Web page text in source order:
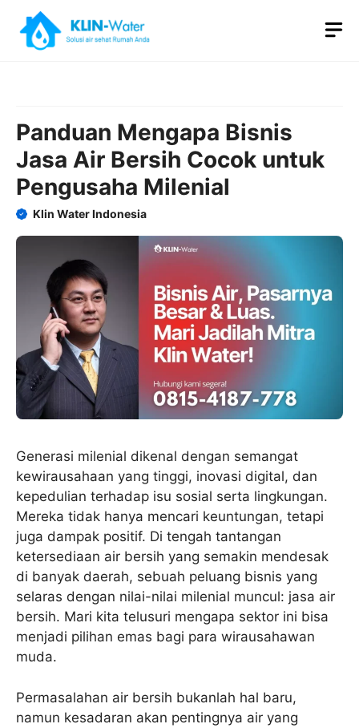
content
Panduan Mengapa Bisnis
Jasa Air Bersih Cocok untuk
Pengusaha Milenial
Klin Water Indonesia
Generasi milenial dikenal dengan semangat
kewirausahaan yang tinggi, inovasi digital, dan
kepedulian terhadap isu sosial serta lingkungan.
Mereka tidak hanya mencari keuntungan, tetapi
juga dampak positif. Di tengah tantangan
ketersediaan air bersih yang semakin mendesak
di banyak daerah, sebuah peluang bisnis yang
selaras dengan nilai-nilai milenial muncul: jasa air
bersih. Mari kita telusuri mengapa sektor ini bisa
menjadi pilihan emas bagi para wirausahawan
muda.
Permasalahan air bersih bukanlah hal baru,
namun kesadaran akan pentingnya air yang